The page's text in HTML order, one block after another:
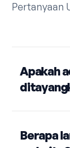
Pertanyaan
Apakah
Berapa